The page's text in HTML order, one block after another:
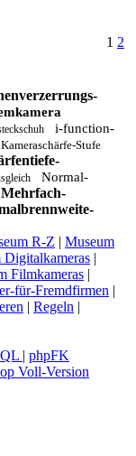
1 2
i-function-
Kameraschärfe-Stufe
Normal-
Mehrfach-
R-Z | Museum
Digitalkameras |
Filmkameras |
für-Fremdfirmen |
| Regeln |
| phpFK
Voll-Version